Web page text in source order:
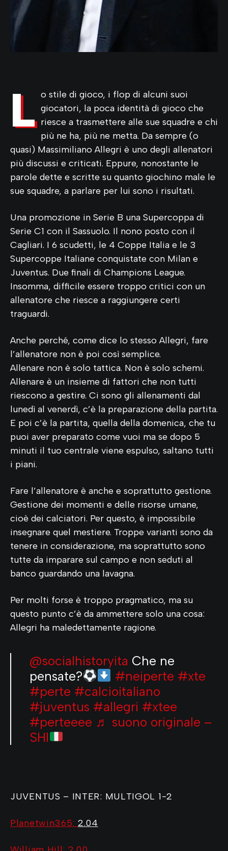
L o stile di gioco, i flop di alcuni suoi
giocatori, la poca identità di gioco che
riesce a trasmettere alle sue squadre e chi
più ne ha, più ne metta. Da sempre (o
quasi) Massimiliano Allegri è uno degli allenatori
più discussi e criticati. Eppure, nonostante le
parole dette e scritte su quanto giochino male le
sue squadre, a parlare per lui sono i risultati.
Una promozione in Serie B una Supercoppa di
Serie C1 con il Sassuolo. Il nono posto con il
Cagliari. I 6 scudetti, le 4 Coppe Italia e le 3
Supercoppe Italiane conquistate con Milan e
Juventus. Due finali di Champions League.
Insomma, difficile essere troppo critici con un
allenatore che riesce a raggiungere certi
traguardi.
Anche perché, come dice lo stesso Allegri, fare
l’allenatore non è poi così semplice.
Allenare non è solo tattica. Non è solo schemi.
Allenare è un insieme di fattori che non tutti
riescono a gestire. Ci sono gli allenamenti dal
lunedì al venerdì, c’è la preparazione della partita.
E poi c’è la partita, quella della domenica, che tu
puoi aver preparato come vuoi ma se dopo 5
minuti il tuo centrale viene espulso, saltano tutti
i piani.
Fare l’allenatore è anche e soprattutto gestione.
Gestione dei momenti e delle risorse umane,
cioè dei calciatori. Per questo, è impossibile
insegnare quel mestiere. Troppe varianti sono da
tenere in considerazione, ma soprattutto sono
tutte da imparare sul campo e non seduti al
banco guardando una lavagna.
Per molti forse è troppo pragmatico, ma su
questo punto c’è da ammettere solo una cosa:
Allegri ha maledettamente ragione.
@socialhistoryita Che ne
pensate?
#neiperte #xte
#perte #calcioitaliano
#juventus #allegri #xtee
#perteeee ♬ suono originale –
SHI
JUVENTUS – INTER: MULTIGOL 1-2
Planetwin365: 2.04